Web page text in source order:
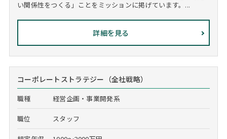
い関係性をつくる」ことをミッションに掲げています。...
詳細を見る
コーポレートストラテジー（全社戦略）
職種 経営企画・事業開発系
職位 スタッフ